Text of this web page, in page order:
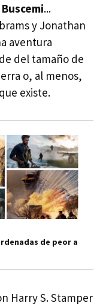
...
y Jonathan
aventura
del tamaño de
o, al menos,
existe.
de peor a
Harry S. Stamper